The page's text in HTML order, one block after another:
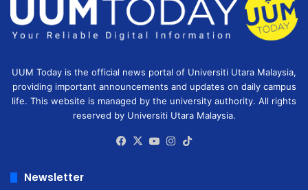
UUM Today is the official news portal of Universiti Utara Malaysia,
providing important announcements and updates on daily campus
life. This website is managed by the university authority. All rights
reserved by Universiti Utara Malaysia.
Facebook
X YouTubeInstagram
Newsletter